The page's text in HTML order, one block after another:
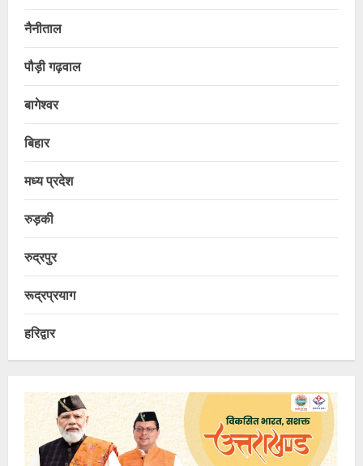
नैनीताल
पौड़ी गढ़वाल
बागेश्वर
बिहार
मध्य प्रदेश
रुड़की
रुद्रपुर
रूद्रप्रयाग
हरिद्वार